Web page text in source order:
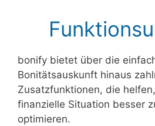
bonify bietet über die
Bonitätsauskunft hinaus
Zusatzfunktionen, die
finanzielle Situation besser
optimieren.